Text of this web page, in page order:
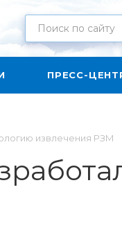
ПРЕСС-
извлечения РЗМ